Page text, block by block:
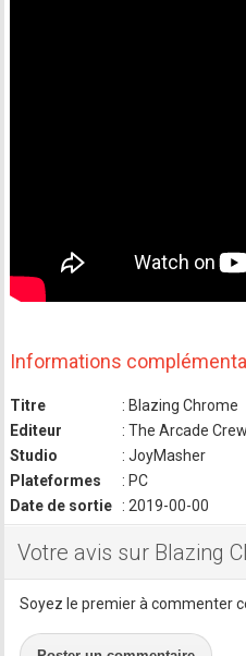
Informations
Titre
: Blazing Chrome
Editeur
: The Arcade Crew
Studio
: JoyMasher
Plateformes
: PC
Date de sortie
: 2019-00-00
Votre avis sur Blazing
Soyez le premier à commenter